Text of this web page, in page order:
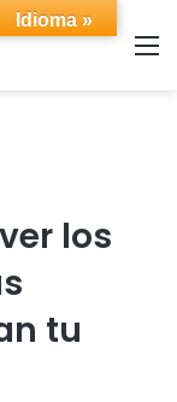
los
tu
Idioma »